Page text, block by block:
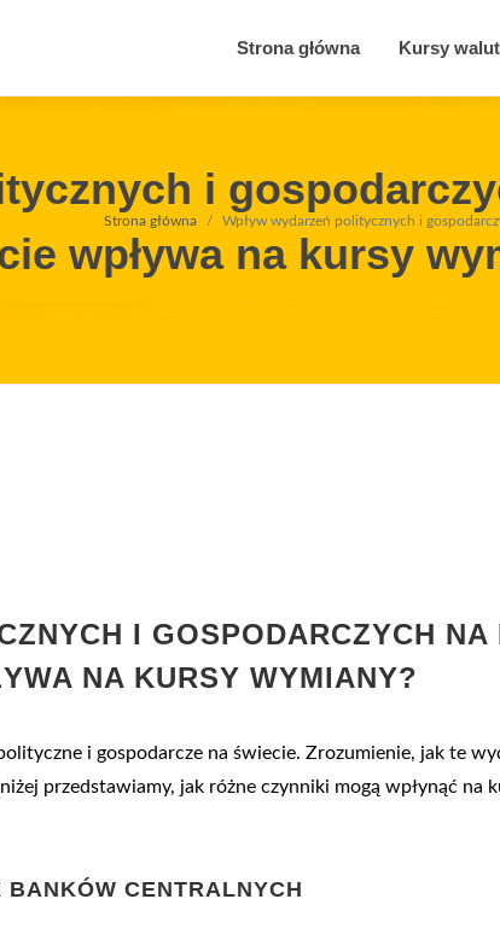
Strona główna Kursy walut
i
wpływa na kursy
Strona główna Wpływ wydarzeń politycznych i
I GOSPODARCZYCH
NA KURSY WYMIANY?
i gospodarcze na świecie. Zrozumienie, jak te
przedstawiamy, jak różne czynniki mogą wpłynąć na
CENTRALNYCH